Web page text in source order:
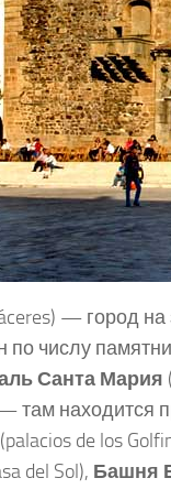
— город
по числу
Санта Мария
там находится
(palacios de los
del Sol), Башня